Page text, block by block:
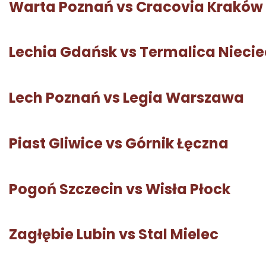
Warta Poznań vs Cracovia Kraków
Lechia Gdańsk vs Termalica
Lech Poznań vs Legia Warszawa
Piast Gliwice vs Górnik Łęczna
Pogoń Szczecin vs Wisła Płock
Zagłębie Lubin vs Stal Mielec